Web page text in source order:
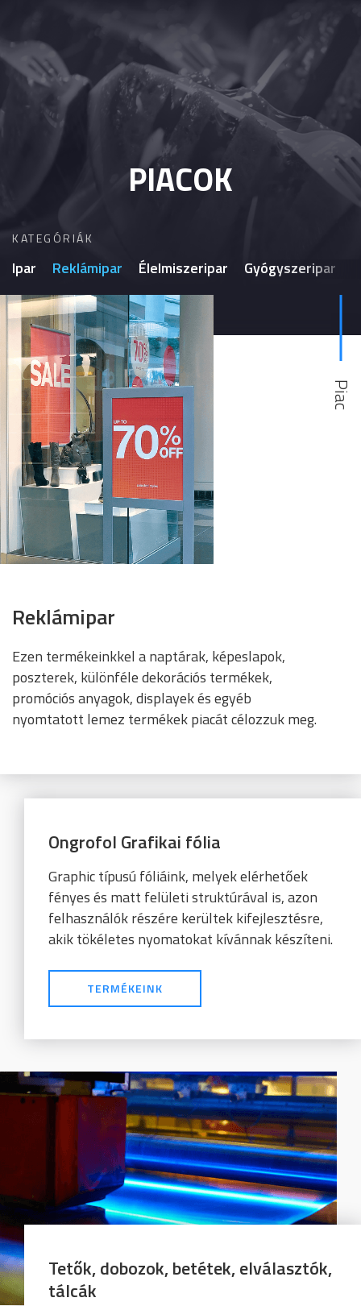
PIACOK
KATEGÓRIÁK
Ipar Reklámipar Élelmiszeripar Gyógyszeripar
Reklámipar
Ezen termékeinkkel a naptárak, képeslapok,
poszterek, különféle dekorációs termékek,
promóciós anyagok, displayek és egyéb
nyomtatott lemez termékek piacát célozzuk meg.
Ongrofol Grafikai fólia
Graphic típusú fóliáink, melyek elérhetőek
fényes és matt felületi struktúrával is, azon
felhasználók részére kerültek kifejlesztésre,
akik tökéletes nyomatokat kívánnak készíteni.
TERMÉKEINK
Tetők, dobozok, betétek, elválasztók,
tálcák